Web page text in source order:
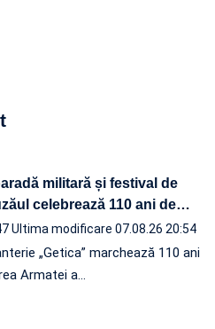
militară și festival de
celebrează 110 ani de…
Ultima modificare 07.08.26 20:54
„Getica” marchează 110 ani
Armatei a…